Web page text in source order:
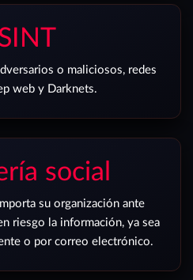
o maliciosos, redes
web y Darknets.
social
su organización ante
riesgo la información, ya sea
o por correo electrónico.